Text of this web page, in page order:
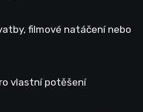
filmové natáčení nebo
vlastní potěšení